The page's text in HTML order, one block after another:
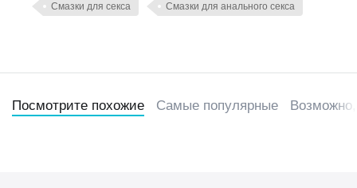
Смазки для секса Смазки для анального секса
Посмотрите похожие Самые популярные Возможно,